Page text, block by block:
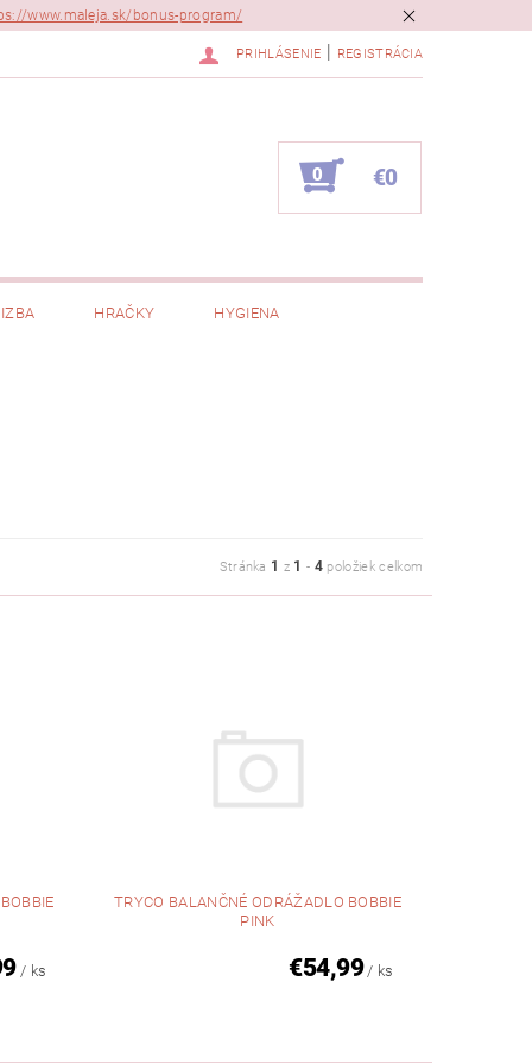
www.maleja.sk/bonus-program/
PRIHLÁSENIE REGISTRÁCIA
0 €0
HRAČKY HYGIENA
Stránka 1 z 1 - 4 položiek celkom
/ ks
TRYCO BALANČNÉ ODRÁŽADLO BOBBIE
PINK
€54,99 / ks